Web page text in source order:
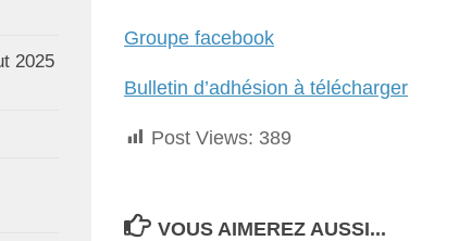
Groupe facebook
Bulletin d’adhésion à télécharger
Post Views: 389
VOUS AIMEREZ AUSSI...
2025